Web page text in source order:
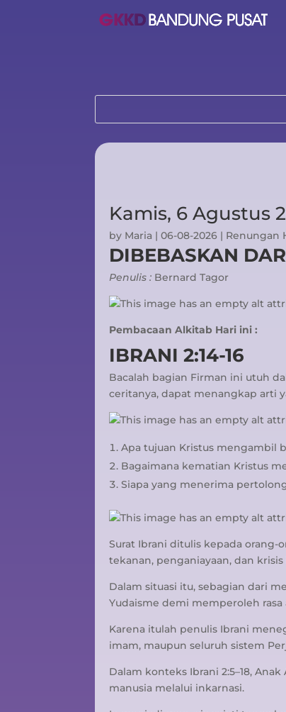
Kamis, 6 Agustus
by Maria |06-08-2026 | Renungan
DIBEBASKAN
Penulis : Bernard Tagor
Pembacaan Alkitab Hari ini :
IBRANI 2:14-16
Bacalah bagian Firman ini utuh
ceritanya, dapat menangkap arti
Apa tujuan Kristus mengambil
Bagaimana kematian Kristus
Siapa yang menerima
Surat Ibrani ditulis kepada orang-
tekanan, penganiayaan, dan krisis
Dalam situasi itu, sebagian dari
Yudaisme demi memperoleh rasa
Karena itulah penulis Ibrani
imam, maupun seluruh sistem
Dalam konteks Ibrani 2:5–18,
manusia melalui inkarnasi.